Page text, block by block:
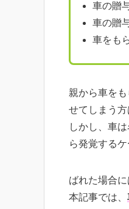
車の贈
車の贈
車をも
親から車を
せてしまう方
しかし、車
ら発覚する
ばれた場合
本記事では、